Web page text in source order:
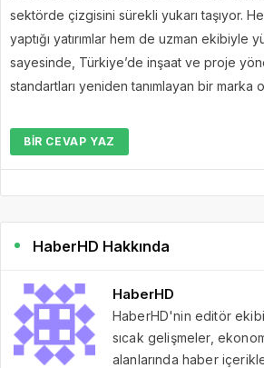
sektörde çizgisini sürekli yukarı taşıyor.
yaptığı yatırımlar hem de uzman ekibiyle
sayesinde, Türkiye’de inşaat ve proje
standartları yeniden tanımlayan bir marka
BIR CEVAP YAZ
HaberHD Hakkında
HaberHD
HaberHD'nin editör
sıcak gelişmeler,
alanlarında haber